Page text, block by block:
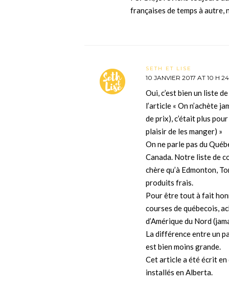
françaises de temps à autre,
SETH ET LISE
10 JANVIER 2017 AT 10 H
Oui, c’est bien un liste
l’article « On n’achète
de prix), c’était plus
plaisir de les manger) »
On ne parle pas du
Canada. Notre liste de
chère qu’à Edmonton,
produits frais.
Pour être tout à fait
courses de québecois,
d’Amérique du Nord
La différence entre un
est bien moins grande.
Cet article a été écrit en
installés en Alberta.